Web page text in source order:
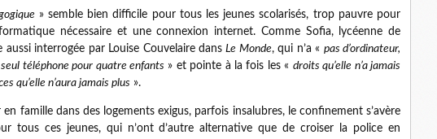
» semble bien difficile pour tous les jeunes scolarisés, trop pauvre pour
nécessaire et une connexion internet. Comme Sofia, lycéenne de
aussi interrogée par Louise Couvelaire dansLe Monde, qui n’a « pas d’ordinateur,
téléphone pour quatre enfants » et pointe à la fois les « droits qu’elle n’a jamais
qu’elle n’aura jamais plus ».
famille dans des logements exigus, parfois insalubres, le confinement s’avère
tous ces jeunes, qui n’ont d’autre alternative que de croiser la police en